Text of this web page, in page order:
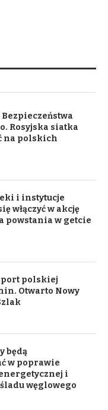
Rosyjska siatka
na polskich
i instytucje
włączyć w akcję
powstania w getcie
polskiej
Otwarto Nowy
będą
w poprawie
i
węglowego